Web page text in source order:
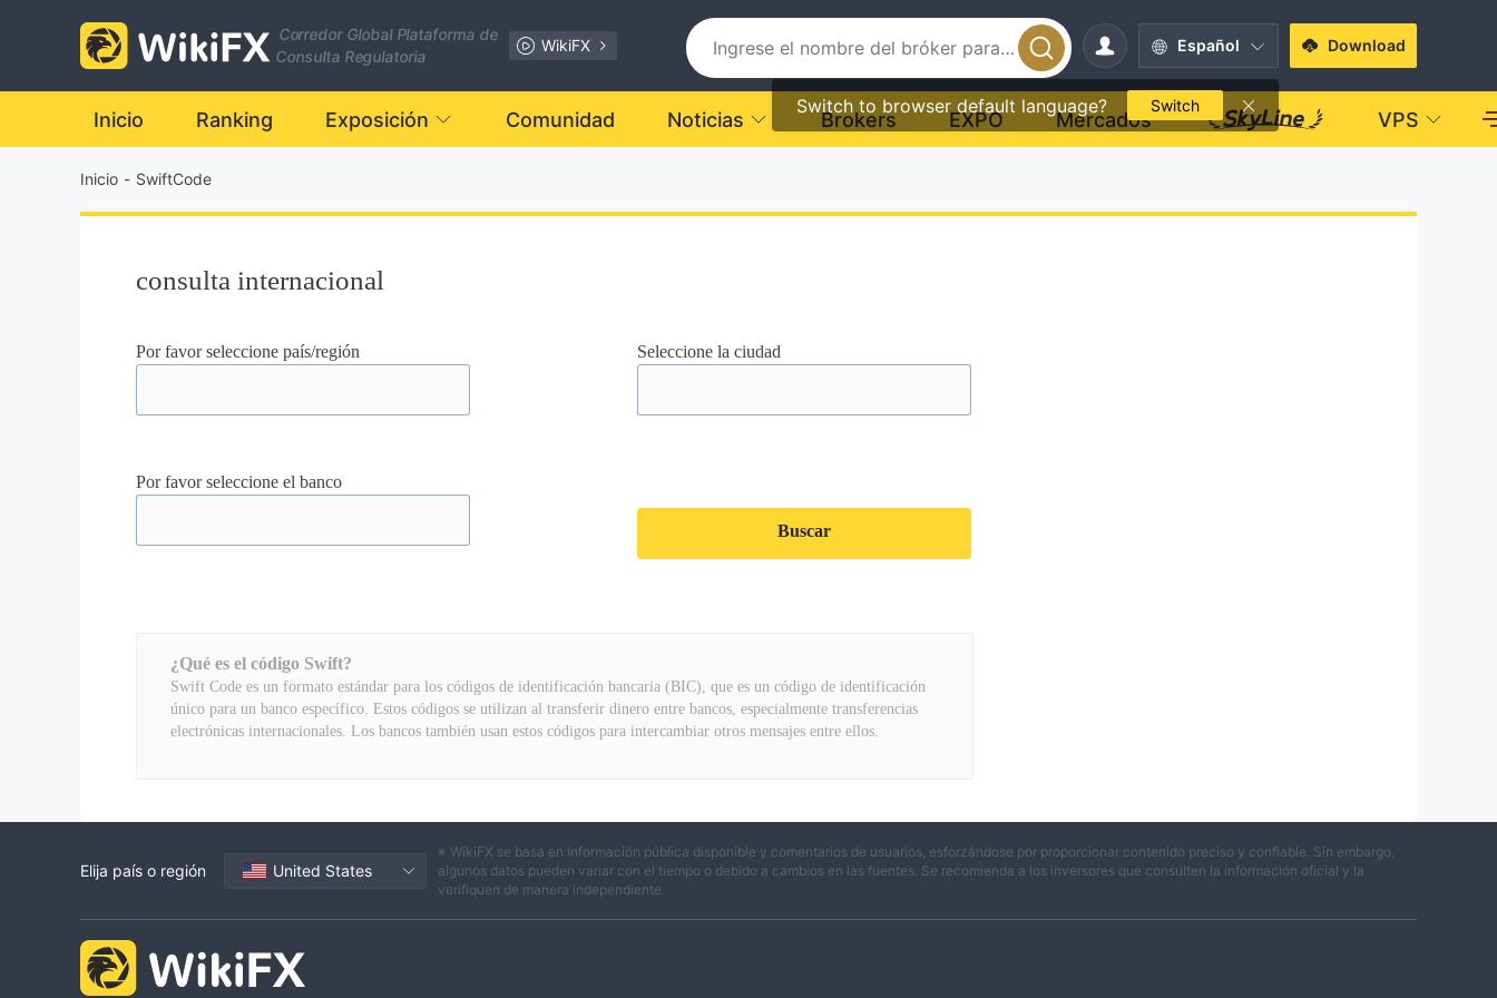
Corredor Global Plataforma de
Consulta Regulatoria
WikiFX Español
Switch to browser default language? Switch
Download
Inicio Ranking Exposición Comunidad Noticias Brokers EXPO Mercados VPS
Inicio - SwiftCode
consulta internacional
Por favor seleccione país/región Seleccione la ciudad
Por favor seleccione el banco
Buscar
¿Qué es el código Swift?
Swift Code es un formato estándar para los códigos de identificación bancaria (BIC), que es un código de identificación
único para un banco específico. Estos códigos se utilizan al transferir dinero entre bancos, especialmente transferencias
electrónicas internacionales. Los bancos también usan estos códigos para intercambiar otros mensajes entre ellos.
Elija país o región United States
※ WikiFX se basa en información pública disponible y comentarios de usuarios, esforzándose por proporcionar contenido preciso y confiable. Sin embargo,
algunos datos pueden variar con el tiempo o debido a cambios en las fuentes. Se recomienda a los inversores que consulten la información oficial y la
verifiquen de manera independiente.